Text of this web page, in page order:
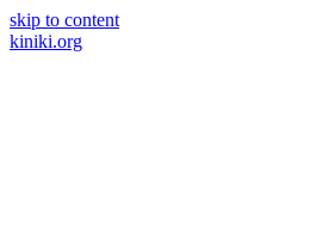
skip to content
kiniki.org